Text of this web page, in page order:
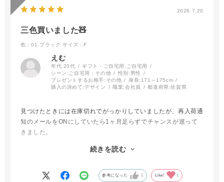
2026.7.20
三色買いました🧸
色：01.ブラック サイズ：F
えむ
年代:20代 ギフト・ご自宅用: ご自宅用
シーン: ご自宅用：その他 性別: 男性
プレゼントするお相手: その他 身長: 171～175cm
購入の決めて:デザイン 職業:会社員 都道府県:佐賀県
見つけたときには在庫切れでがっかりしていましたが、再入荷通
知のメールをONにしていたら1ヶ月足らずでチャンスが巡って
きました。
刺繍もかわいくオシャレで、容量もちょうどいいです！
続きを読む
参考になった 1 Like! 1